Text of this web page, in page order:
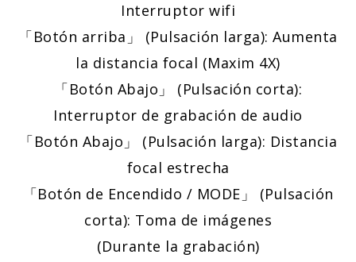
Interruptor wifi
「Botón arriba」 (Pulsación larga): Aumenta
la distancia focal (Maxim 4X)
「Botón Abajo」 (Pulsación corta):
Interruptor de grabación de audio
「Botón Abajo」 (Pulsación larga): Distancia
focal estrecha
「Botón de Encendido / MODE」 (Pulsación
corta): Toma de imágenes
(Durante la grabación)